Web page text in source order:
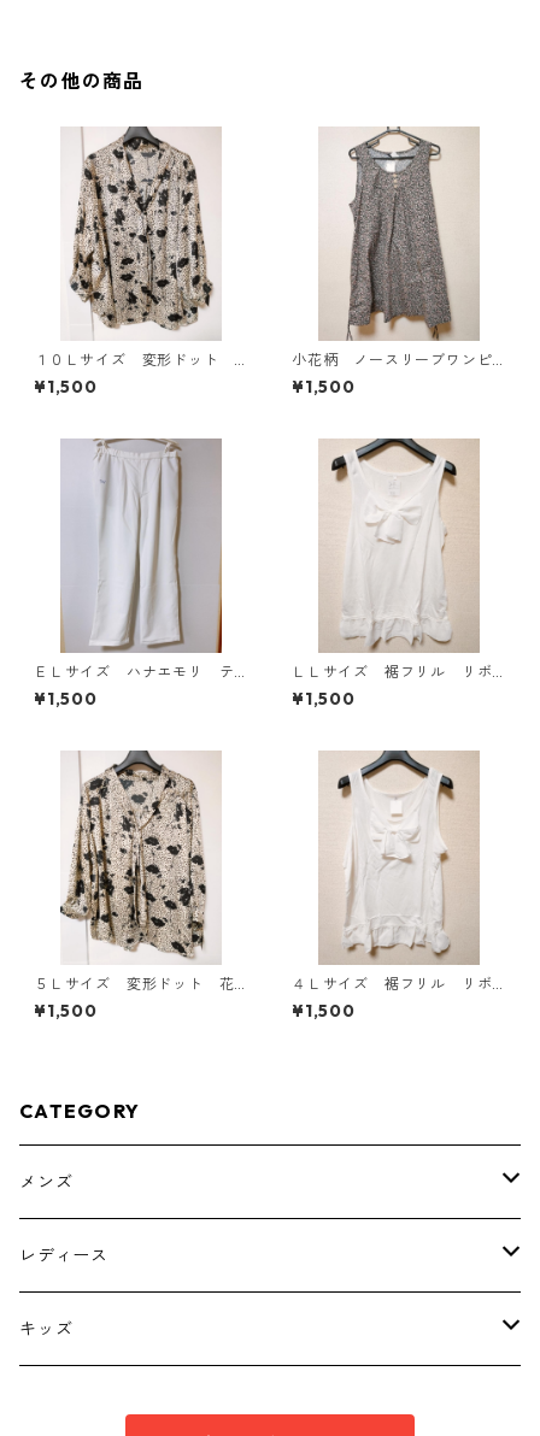
その他の商品
１０Ｌサイズ 変形ドット
花柄 ボウタイブラウス オ
フホワイト KAE-4778
¥1,500
小花柄 ノースリーブワンピ
ース ４Ｌ ブラック KAE-
4819
¥1,500
ＥＬサイズ ハナエモリ テ
ーパードパンツ ナース ホ
ワイト KAE-4159
¥1,500
ＬＬサイズ 裾フリル リボ
ン付きタンクトップ オフホ
ワイト KAE-4781
¥1,500
５Ｌサイズ 変形ドット 花
柄 ボウタイブラウス オフ
ホワイト KAE-4763
¥1,500
４Ｌサイズ 裾フリル リボ
ン付きタンクトップ オフホ
ワイト KAE-4780
¥1,500
CATEGORY
メンズ
トップス
ボトムス
レディース
トップス
キッズ